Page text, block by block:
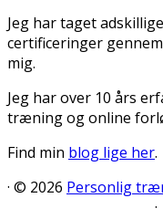
Jeg har taget
certificeringer
mig.
Jeg har over 10 års
træning og online
Find min blog lige her.
· © 2026 Personlig
·